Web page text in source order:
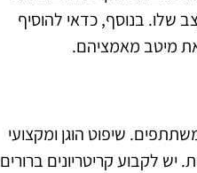
שלו. בנוסף, כדאי להוסיף
מיטב מאמציהם.
שיפוט הוגן ומקצועי
לקבוע קריטריונים ברורים